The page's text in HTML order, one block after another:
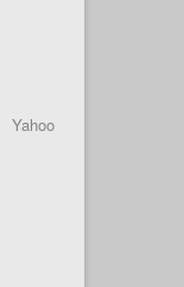
Yahoo